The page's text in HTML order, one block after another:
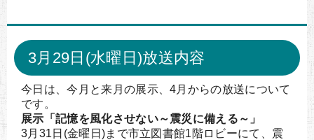
3月29日(水曜日)放送内容
今日は、今月と来月の展示、4月からの放送について
です。
展示「記憶を風化させない～震災に備える～」
3月31日(金曜日)まで市立図書館1階ロビーにて、震